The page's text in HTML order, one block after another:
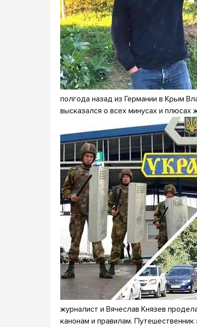
полгода назад из Германии в Крым
высказался о всех минусах и плюсах
журналист и Вячеслав Князев
канонам и правилам.